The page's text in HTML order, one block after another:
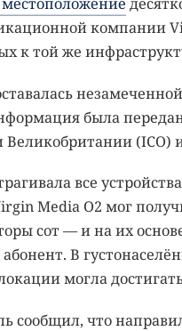
компании
к той же
была
Великобритании (ICO)
все
Media O2 мог
сот — и на их
В
могла
сообщил, что